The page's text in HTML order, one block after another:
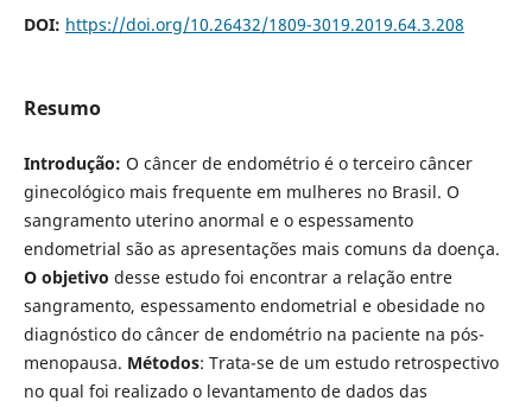
DOI: https://doi.org/10.26432/1809-3019.2019.64.3.208
Resumo
Introdução: O câncer de endométrio é o terceiro câncer
ginecológico mais frequente em mulheres no Brasil. O
sangramento uterino anormal e o espessamento
endometrial são as apresentações mais comuns da doença.
O objetivo desse estudo foi encontrar a relação entre
sangramento, espessamento endometrial e obesidade no
diagnóstico do câncer de endométrio na paciente na pós-
menopausa. Métodos: Trata-se de um estudo retrospectivo
no qual foi realizado o levantamento de dados das